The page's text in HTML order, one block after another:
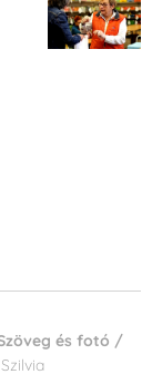
és fotó /